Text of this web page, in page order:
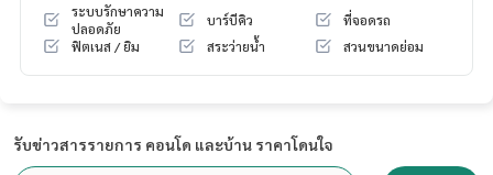
- เตียงนอน
- ตู้เสื้อผ้า
- โต๊ะเครื่องแป้ง
สถานที่ใกล้เคียง
- Asiatique 300 ม.
ระบบรักษาความ
ปลอดภัย
บาร์บีคิว
ที่จอดรถ
ฟิตเนส / ยิม
สระว่ายน้ำ สวนขนาดย่อม
รับข่าวสารรายการ คอนโด และบ้าน ราคาโดนใจ